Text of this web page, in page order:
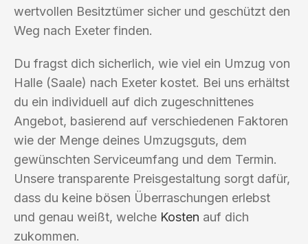
wertvollen Besitztümer sicher und geschützt den
Weg nach Exeter finden.
Du fragst dich sicherlich, wie viel ein Umzug von
Halle (Saale) nach Exeter kostet. Bei uns erhältst
du ein individuell auf dich zugeschnittenes
Angebot, basierend auf verschiedenen Faktoren
wie der Menge deines Umzugsguts, dem
gewünschten Serviceumfang und dem Termin.
Unsere transparente Preisgestaltung sorgt dafür,
dass du keine bösen Überraschungen erlebst
und genau weißt, welche Kosten auf dich
zukommen.